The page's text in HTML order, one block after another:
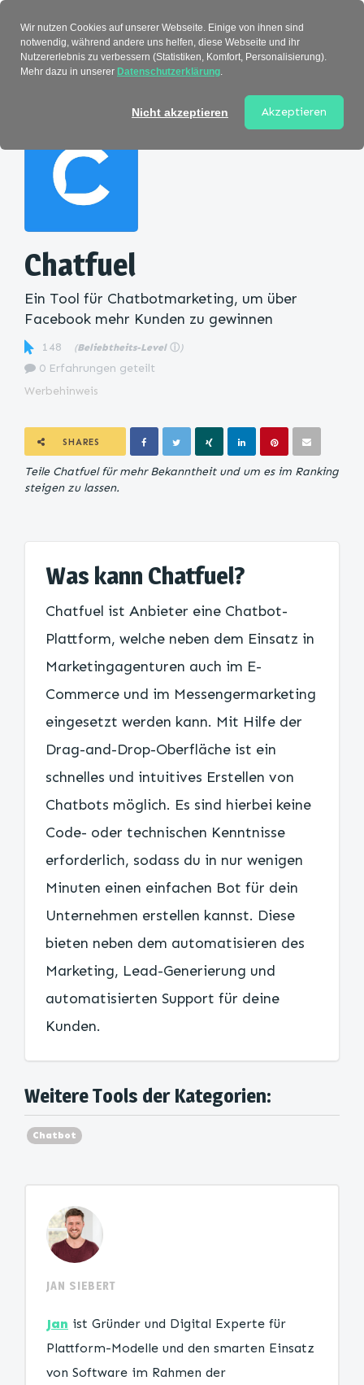
Chatfuel
Ein Tool für Chatbotmarketing, um über
Facebook mehr Kunden zu gewinnen
148 (Beliebtheits-Level ⓘ )
0 Erfahrungen geteilt
Werbehinweis
SHARES
Teile Chatfuel für mehr Bekanntheit und um es im Ranking
steigen zu lassen.
Was kann Chatfuel?
Chatfuel ist Anbieter eine Chatbot-
Plattform, welche neben dem Einsatz in
Marketingagenturen auch im E-
Commerce und im Messengermarketing
eingesetzt werden kann. Mit Hilfe der
Drag-and-Drop-Oberfläche ist ein
schnelles und intuitives Erstellen von
Chatbots möglich. Es sind hierbei keine
Code- oder technischen Kenntnisse
erforderlich, sodass du in nur wenigen
Minuten einen einfachen Bot für dein
Unternehmen erstellen kannst. Diese
bieten neben dem automatisieren des
Marketing, Lead-Generierung und
automatisierten Support für deine
Kunden.
Weitere Tools der Kategorien:
Chatbot
JAN SIEBERT
Jan ist Gründer und Digital Experte für
Plattform-Modelle und den smarten Einsatz
von Software im Rahmen der
Wir nutzen Cookies auf unserer Webseite. Einige von ihnen sind
notwendig, während andere uns helfen, diese Webseite und ihr
Nutzererlebnis zu verbessern (Statistiken, Komfort, Personalisierung).
Mehr dazu in unserer Datenschutzerklärung.
Nicht akzeptieren Akzeptieren